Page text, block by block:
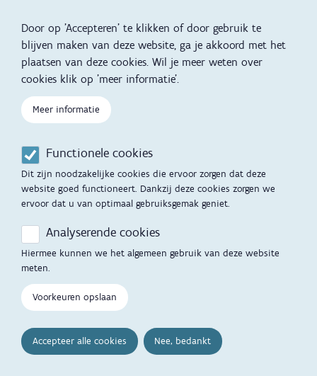
Door op 'Accepteren' te klikken of door gebruik te
blijven maken van deze website, ga je akkoord met het
plaatsen van deze cookies. Wil je meer weten over
cookies klik op 'meer informatie'.
Meer informatie
Functionele cookies
Dit zijn noodzakelijke cookies die ervoor zorgen dat deze
website goed functioneert. Dankzij deze cookies zorgen we
ervoor dat u van optimaal gebruiksgemak geniet.
Analyserende cookies
Hiermee kunnen we het algemeen gebruik van deze website
meten.
Voorkeuren opslaan
Accepteer alle cookies Nee, bedankt
Een boekprikkelt defantasie en de
nieuwsgierigheid. Kinderen leren zo de wereld
kennen, ze gaan zich gemakkelijker inleven in
anderen en denken mee na over hoe je problemen
kan aanpakken.
Voorlezen of samen in boeken kijken
vooral heel gezellig. Je hebt geen speciale
vaardigheden of apparatuur nodig. Alleen jij, je baby
en wat boeken.
Zoek het geschikte boek